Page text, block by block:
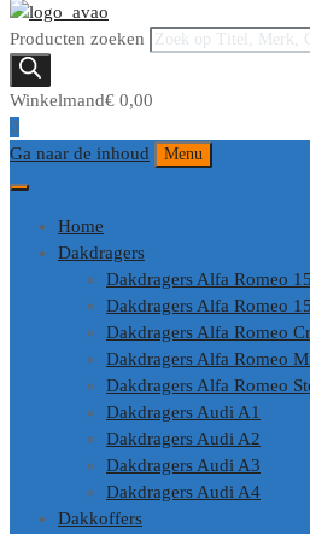
Producten zoeken
Winkelmand€ 0,00
0
Ga naar de inhoud
Menu
Home
Dakdragers
Dakdragers Alfa Romeo
Dakdragers Alfa Romeo
Dakdragers Alfa Romeo
Dakdragers Alfa Romeo
Dakdragers Alfa Romeo
Dakdragers Audi A1
Dakdragers Audi A2
Dakdragers Audi A3
Dakdragers Audi A4
Dakkoffers